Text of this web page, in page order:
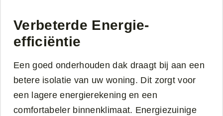
Verbeterde Energie-
efficiëntie
Een goed onderhouden dak draagt bij aan een
betere isolatie van uw woning. Dit zorgt voor
een lagere energierekening en een
comfortabeler binnenklimaat. Energiezuinige